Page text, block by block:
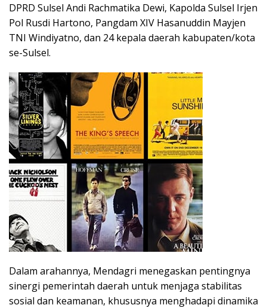
DPRD Sulsel Andi Rachmatika Dewi, Kapolda Sulsel Irjen
Pol Rusdi Hartono, Pangdam XIV Hasanuddin Mayjen
TNI Windiyatno, dan 24 kepala daerah kabupaten/kota
se-Sulsel.
Dalam arahannya, Mendagri menegaskan pentingnya
sinergi pemerintah daerah untuk menjaga stabilitas
sosial dan keamanan, khususnya menghadapi dinamika